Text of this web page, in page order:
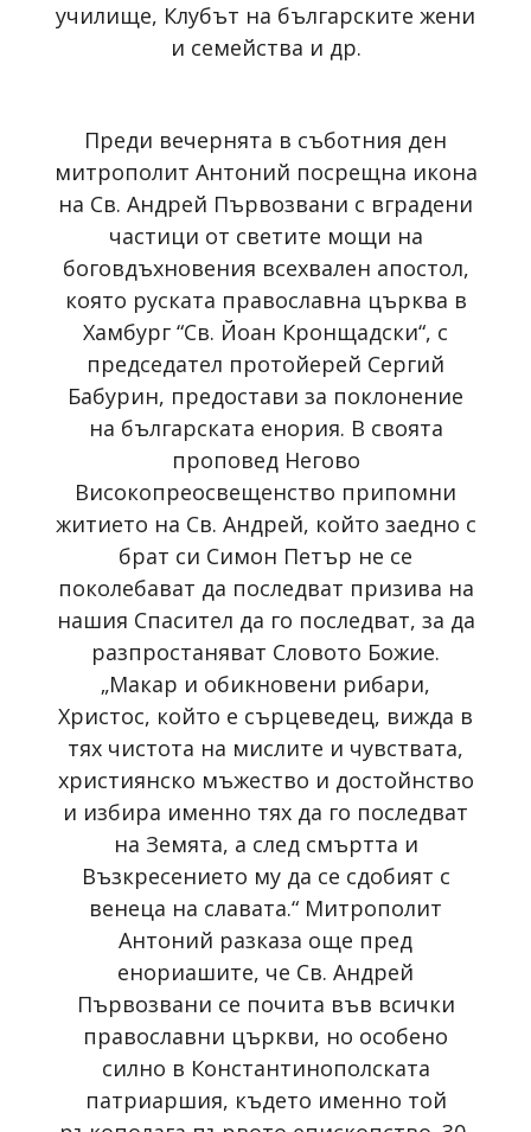
училище, Клубът на българските жени
и семейства и др.
Преди вечернята в съботния ден
митрополит Антоний посрещна икона
на Св. Андрей Първозвани с вградени
частици от светите мощи на
боговдъхновения всехвален апостол,
която руската православна църква в
Хамбург “Св. Йоан Кронщадски“, с
председател протойерей Сергий
Бабурин, предостави за поклонение
на българската енория. В своята
проповед Негово
Високопреосвещенство припомни
житието на Св. Андрей, който заедно с
брат си Симон Петър не се
поколебават да последват призива на
нашия Спасител да го последват, за да
разпростаняват Словото Божие.
„Макар и обикновени рибари,
Христос, който е сърцеведец, вижда в
тях чистота на мислите и чувствата,
християнско мъжество и достойнство
и избира именно тях да го последват
на Земята, а след смъртта и
Възкресението му да се сдобият с
венеца на славата.“ Митрополит
Антоний разказа още пред
енориашите, че Св. Андрей
Първозвани се почита във всички
православни църкви, но особено
силно в Константинополската
патриаршия, където именно той